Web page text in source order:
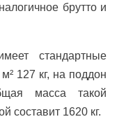
брутто и
стандартные
127 кг, на поддон
масса такой
составит 1620 кг.